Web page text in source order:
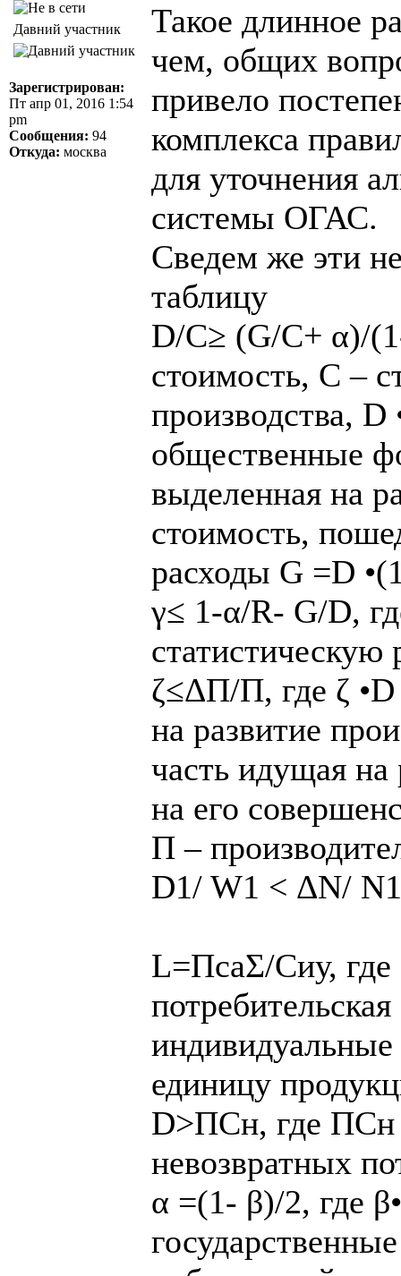
Давний участник
Зарегистрирован:
Пт апр 01, 2016 1:54
pm
Сообщения: 94
Откуда: москва
Такое длинное
чем, общих
привело
комплекса
для уточнения
системы ОГАС.
Сведем же эти
таблицу
D/C≥ (G/C+ α)/
стоимость, С –
производства,
общественные
выделенная на
стоимость,
расходы G =D
γ≤ 1-α/R- G/D,
статистическую
ζ≤ΔП/П, где ζ •D
на развитие
часть идущая на
на его
П –
D1/ W1 < ΔN/ N1
L=ПсаΣ/Сиу, где
индивидуальные
единицу
D˃ПСн, где ПСн
невозвратных
α =(1- β)/2, где